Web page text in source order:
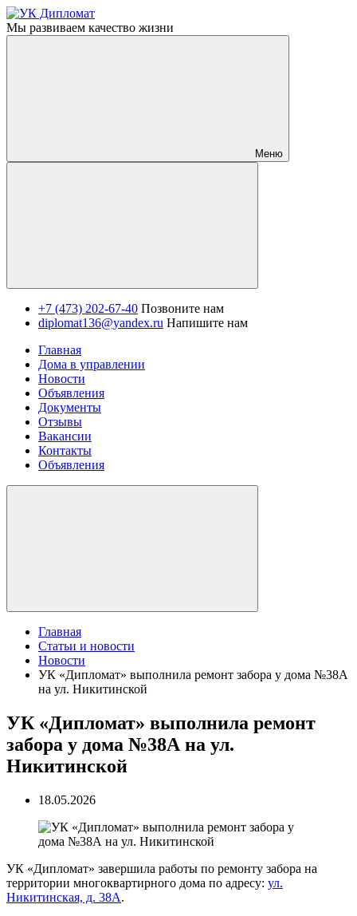
Мы развиваем качество жизни
Меню
+7 (473) 202-67-40 Позвоните нам
diplomat136@yandex.ru Напишите нам
Главная
Дома в управлении
Новости
Объявления
Документы
Отзывы
Вакансии
Контакты
Объявления
Главная
Статьи и новости
Новости
УК «Дипломат» выполнила ремонт забора у дома №38А
на ул. Никитинской
УК «Дипломат» выполнила ремонт
забора у дома №38А на ул.
Никитинской
18.05.2026
УК «Дипломат» завершила работы по ремонту забора на
территории многоквартирного дома по адресу: ул.
Никитинская, д. 38А.